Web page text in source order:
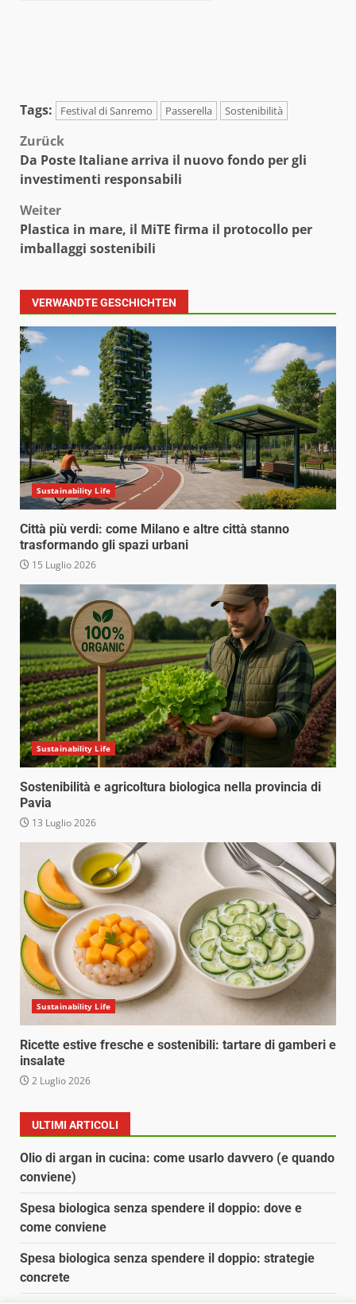
Tags: Festival di Sanremo Passerella Sostenibilità
Beitragsnavigation
Zurück
Da Poste Italiane arriva il nuovo fondo per gli
investimenti responsabili
Weiter
Plastica in mare, il MiTE firma il protocollo per
imballaggi sostenibili
VERWANDTE GESCHICHTEN
Sustainability Life
Città più verdi: come Milano e altre città stanno
trasformando gli spazi urbani
15 Luglio 2026
Sustainability Life
Sostenibilità e agricoltura biologica nella provincia di
Pavia
13 Luglio 2026
Sustainability Life
Ricette estive fresche e sostenibili: tartare di gamberi e
insalate
2 Luglio 2026
ULTIMI ARTICOLI
Olio di argan in cucina: come usarlo davvero (e quando
conviene)
Spesa biologica senza spendere il doppio: dove e
come conviene
Spesa biologica senza spendere il doppio: strategie
concrete